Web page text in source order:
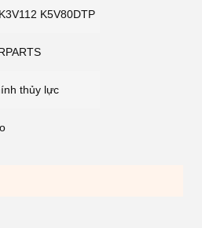
K5V80DTP
thủy lực